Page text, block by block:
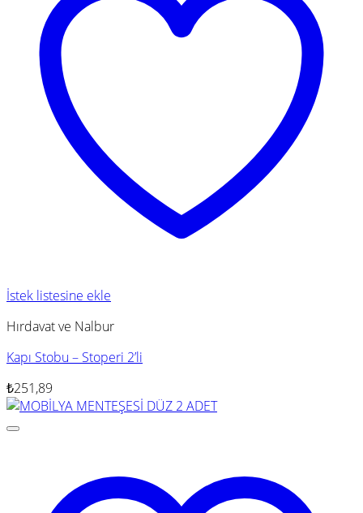
İstek listesine ekle
Hırdavat ve Nalbur
Kapı Stobu – Stoperi 2’li
₺251,89